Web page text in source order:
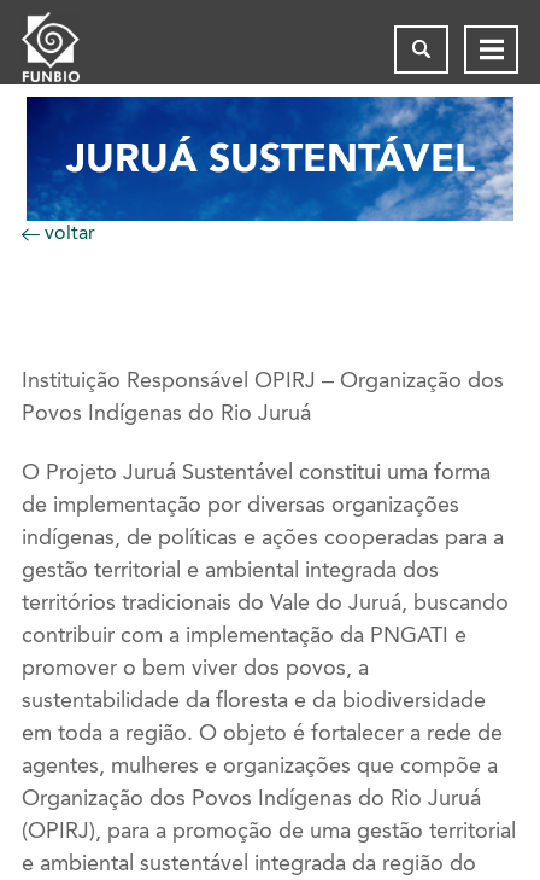
JURUÁ SUSTENTÁVEL
voltar
Instituição Responsável OPIRJ – Organização dos
Povos Indígenas do Rio Juruá
O Projeto Juruá Sustentável constitui uma forma
de implementação por diversas organizações
indígenas, de políticas e ações cooperadas para a
gestão territorial e ambiental integrada dos
territórios tradicionais do Vale do Juruá, buscando
contribuir com a implementação da PNGATI e
promover o bem viver dos povos, a
sustentabilidade da floresta e da biodiversidade
em toda a região. O objeto é fortalecer a rede de
agentes, mulheres e organizações que compõe a
Organização dos Povos Indígenas do Rio Juruá
(OPIRJ), para a promoção de uma gestão territorial
e ambiental sustentável integrada da região do